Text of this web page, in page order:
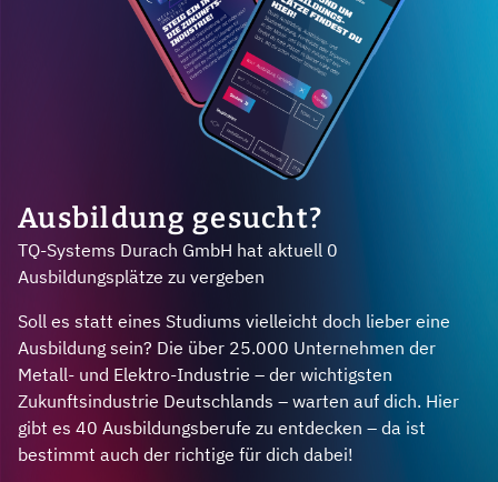
Ausbildung gesucht?
TQ-Systems Durach GmbH hat aktuell 0
Ausbildungsplätze zu vergeben
Soll es statt eines Studiums vielleicht doch lieber eine
Ausbildung sein? Die über 25.000 Unternehmen der
Metall- und Elektro-Industrie – der wichtigsten
Zukunftsindustrie Deutschlands – warten auf dich. Hier
gibt es 40 Ausbildungsberufe zu entdecken – da ist
bestimmt auch der richtige für dich dabei!